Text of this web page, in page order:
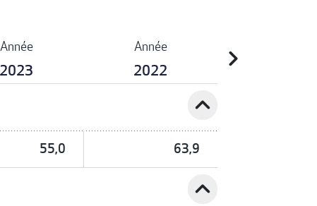
Année
2023
Année
2022 chevron_right
expand_less
55,0 63,9
expand_less